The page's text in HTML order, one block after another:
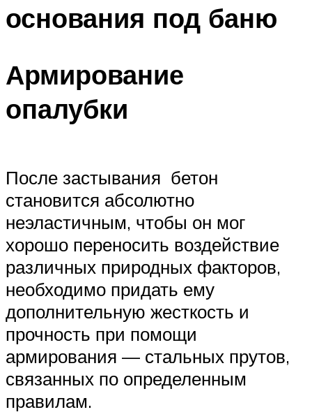
основания под баню
Армирование
опалубки
После застывания бетон
становится абсолютно
неэластичным, чтобы он мог
хорошо переносить воздействие
различных природных факторов,
необходимо придать ему
дополнительную жесткость и
прочность при помощи
армирования — стальных прутов,
связанных по определенным
правилам.